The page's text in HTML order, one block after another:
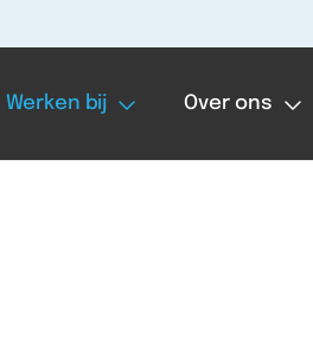
Werken bij Over ons